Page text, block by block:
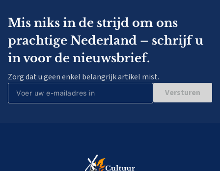
Mis niks in de strijd om ons
prachtige Nederland – schrijf u
in voor de nieuwsbrief.
Zorg dat u geen enkel belangrijk artikel mist.
Versturen